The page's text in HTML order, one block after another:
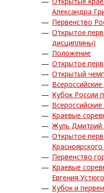
Александра
Первенство
Открытое
дисциплины)
Положение
Открытое
Открытый
Кубок России
Краевые
Жуль Дмитрий
Открытое
Первенство
Краевые
Евгения
Кубок и